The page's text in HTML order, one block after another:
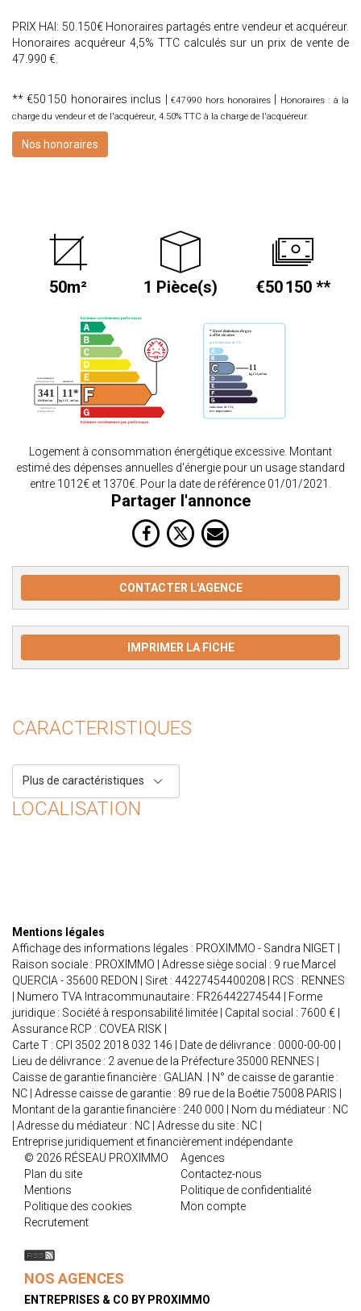
PRIX HAI: 50.150€ Honoraires partagés entre vendeur et acquéreur.
Honoraires acquéreur 4,5% TTC calculés sur un prix de vente de
47.990 €.
** €50 150 honoraires inclus |€47 990 hors honoraires|
Honoraires : à la
charge du vendeur et de l'acquéreur, 4.50% TTC à la charge de l'acquéreur.
Nos honoraires
50m² 1 Pièce(s) €50 150 **
Logement à consommation énergétique excessive. Montant
estimé des dépenses annuelles d'énergie pour un usage standard
entre 1012€ et 1370€. Pour la date de référence 01/01/2021.
Partager l'annonce
CONTACTER L'AGENCE
IMPRIMER LA FICHE
CARACTERISTIQUES
Plus de caractéristiques
LOCALISATION
Mentions légales
Affichage des informations légales : PROXIMMO - Sandra NIGET |
Raison sociale : PROXIMMO | Adresse siège social : 9 rue Marcel
QUERCIA - 35600 REDON | Siret : 44227454400208 | RCS : RENNES
| Numero TVA Intracommunautaire : FR26442274544 | Forme
juridique : Société à responsabilité limitée | Capital social : 7600 € |
Assurance RCP : COVEA RISK |
Carte T : CPI 3502 2018 032 146 | Date de délivrance : 0000-00-00 |
Lieu de délivrance : 2 avenue de la Préfecture 35000 RENNES |
Caisse de garantie financière : GALIAN. | N° de caisse de garantie :
NC | Adresse caisse de garantie : 89 rue de la Boétie 75008 PARIS |
Montant de la garantie financière : 240 000 | Nom du médiateur : NC
| Adresse du médiateur : NC | Adresse du site : NC |
Entreprise juridiquement et financièrement indépendante
© 2026 RÉSEAU PROXIMMO
Agences
Plan du site
Contactez-nous
Mentions
Politique de confidentialité
Politique des cookies
Mon compte
Recrutement
NOS AGENCES
ENTREPRISES & CO BY PROXIMMO